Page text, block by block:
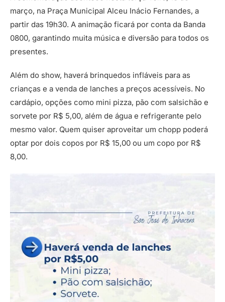
março, na Praça Municipal Alceu Inácio Fernandes, a
partir das 19h30. A animação ficará por conta da Banda
0800, garantindo muita música e diversão para todos os
presentes.
Além do show, haverá brinquedos infláveis para as
crianças e a venda de lanches a preços acessíveis. No
cardápio, opções como mini pizza, pão com salsichão e
sorvete por R$ 5,00, além de água e refrigerante pelo
mesmo valor. Quem quiser aproveitar um chopp poderá
optar por dois copos por R$ 15,00 ou um copo por R$
8,00.